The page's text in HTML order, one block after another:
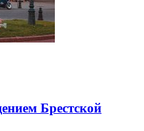
Брестской